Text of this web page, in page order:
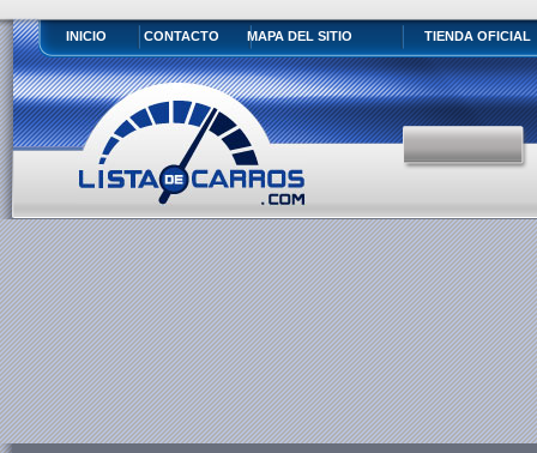
INICIO CONTACTO MAPA DEL SITIO TIENDA OFICIAL